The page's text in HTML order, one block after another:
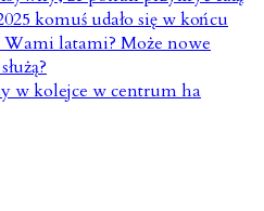
w kolejce w centrum ha